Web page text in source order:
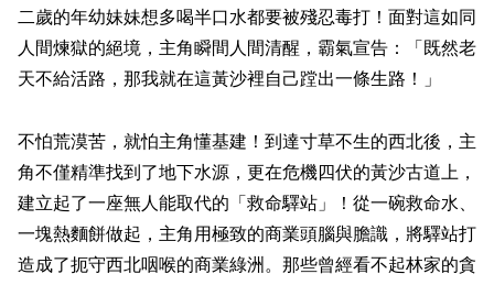
二歲的年幼妹妹想多喝半口水都要被殘忍毒打！面對這如同
人間煉獄的絕境，主角瞬間人間清醒，霸氣宣告：「既然老
天不給活路，那我就在這黃沙裡自己蹚出一條生路！」
不怕荒漠苦，就怕主角懂基建！到達寸草不生的西北後，主
角不僅精準找到了地下水源，更在危機四伏的黃沙古道上，
建立起了一座無人能取代的「救命驛站」！從一碗救命水、
一塊熱麵餅做起，主角用極致的商業頭腦與膽識，將驛站打
造成了扼守西北咽喉的商業綠洲。那些曾經看不起林家的貪